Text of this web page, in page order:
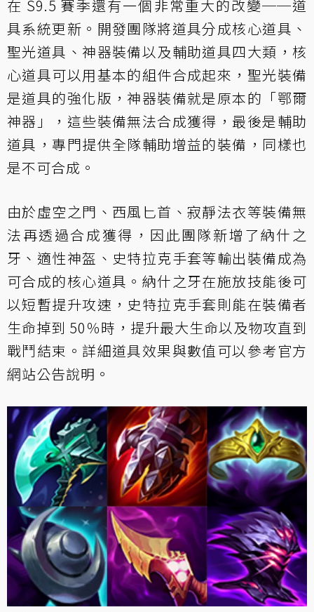
在 S9.5 賽季還有一個非常重大的改變──道
具系統更新。開發團隊將道具分成核心道具、
聖光道具、神器裝備以及輔助道具四大類，核
心道具可以用基本的組件合成起來，聖光裝備
是道具的強化版，神器裝備就是原本的「鄂爾
神器」，這些裝備無法合成獲得，最後是輔助
道具，專門提供全隊輔助增益的裝備，同樣也
是不可合成。
由於虛空之門、西風匕首、寂靜法衣等裝備無
法再透過合成獲得，因此團隊新增了納什之
牙、適性神盔、史特拉克手套等輸出裝備成為
可合成的核心道具。納什之牙在施放技能後可
以短暫提升攻速，史特拉克手套則能在裝備者
生命掉到 50％時，提升最大生命以及物攻直到
戰鬥結束。詳細道具效果與數值可以參考官方
網站公告說明。